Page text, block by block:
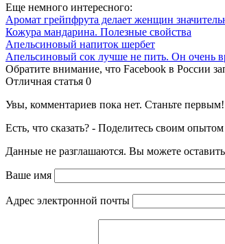
Еще немного интересного:
Аромат грейпфрута делает женщин
Кожура мандарина. Полезные свойства
Апельсиновый напиток шербет
Апельсиновый сок лучше не пить. Он очень
Обратите внимание, что Facebook в России
Отличная статья 0
Увы, комментариев пока нет. Станьте первым!
Есть, что сказать? - Поделитесь своим опытом
Данные не разглашаются. Вы можете
Ваше имя
Адрес электронной почты